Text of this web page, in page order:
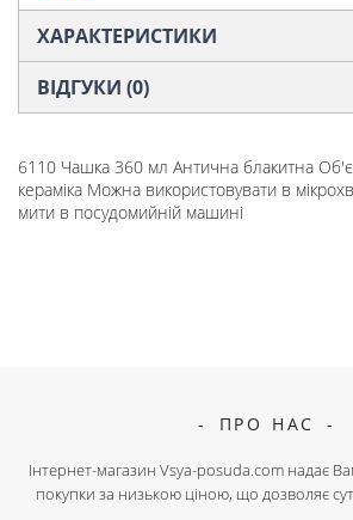
ХАРАКТЕРИСТИКИ
ВІДГУКИ (0)
6110 Чашка 360 мл Антична блакитна
кераміка Можна використовувати в
мити в посудомийній машині
ПРО НАС
Інтернет-магазин Vsya-posuda.com надає
покупки за низькою ціною, що дозволяє